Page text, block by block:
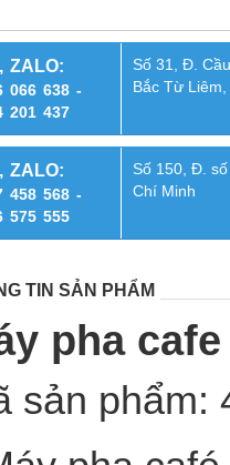
ZALO:
066 638 -
201 437
Số 31, Đ.
Bắc Từ
ZALO:
458 568 -
575 555
Số 150, Đ.
Chí Minh
TIN SẢN PHẨM
pha
sản phẩm: